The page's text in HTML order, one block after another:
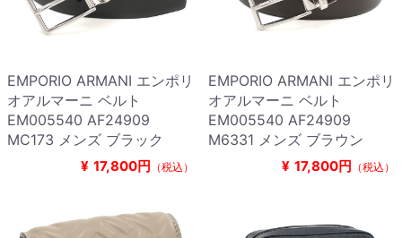
EMPORIO ARMANI エンポリ
オアルマーニ ベルト
EM005540 AF24909
MC173 メンズ ブラック
¥ 17,800円 （税込）
EMPORIO ARMANI エンポリ
オアルマーニ ベルト
EM005540 AF24909
M6331 メンズ ブラウン
¥ 17,800円 （税込）